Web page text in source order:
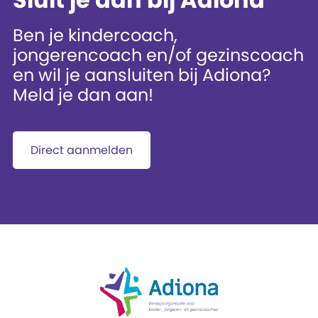
Ben je kindercoach,
jongerencoach en/of gezinscoach
en wil je aansluiten bij Adiona?
Meld je dan aan!
Direct aanmelden